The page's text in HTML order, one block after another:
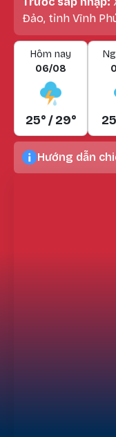
Đảo, tỉnh Vĩnh
Hôm nay
06/08
25° / 29°
Hướng dẫn